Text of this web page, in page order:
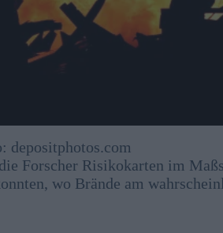
depositphotos.com
Forscher Risikokarten im
wo Brände am